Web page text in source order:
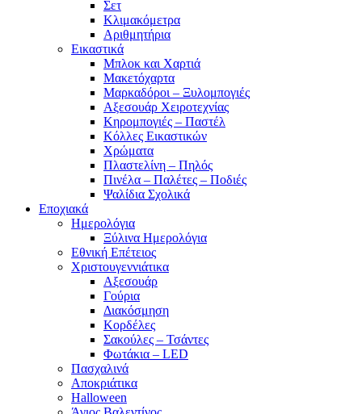
Σετ
Κλιμακόμετρα
Αριθμητήρια
Εικαστικά
Μπλοκ και Χαρτιά
Μακετόχαρτα
Μαρκαδόροι – Ξυλομπογιές
Αξεσουάρ Χειροτεχνίας
Κηρομπογιές – Παστέλ
Κόλλες Εικαστικών
Χρώματα
Πλαστελίνη – Πηλός
Πινέλα – Παλέτες – Ποδιές
Ψαλίδια Σχολικά
Εποχιακά
Ημερολόγια
Ξύλινα Ημερολόγια
Εθνική Επέτειος
Χριστουγεννιάτικα
Αξεσουάρ
Γούρια
Διακόσμηση
Κορδέλες
Σακούλες – Τσάντες
Φωτάκια – LED
Πασχαλινά
Αποκριάτικα
Halloween